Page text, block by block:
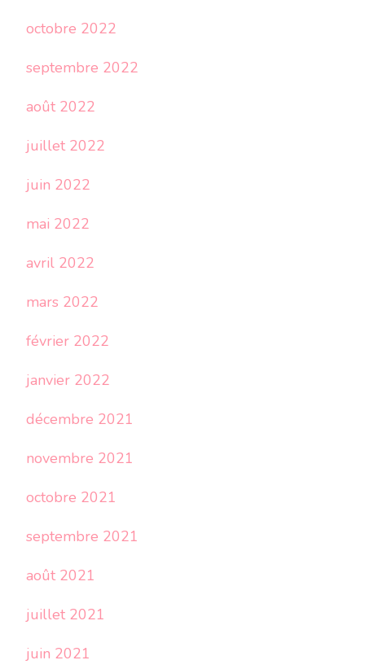
octobre 2022
septembre 2022
août 2022
juillet 2022
juin 2022
mai 2022
avril 2022
mars 2022
février 2022
janvier 2022
décembre 2021
novembre 2021
octobre 2021
septembre 2021
août 2021
juillet 2021
juin 2021